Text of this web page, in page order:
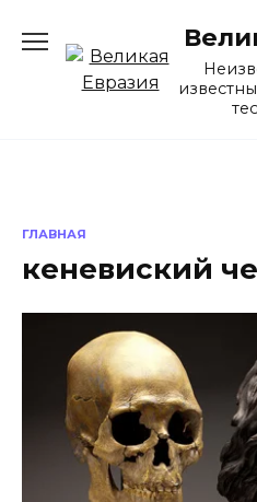
содержанию
ГЛАВНАЯ
кеневиский